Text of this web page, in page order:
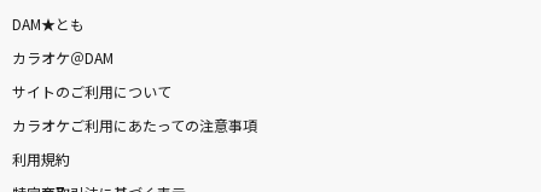
夏だね
TUBE(チューブ)
DAM★とも
カラオケ＠DAM
サイトのご利用について
カラオケご利用にあたっての注意事項
利用規約